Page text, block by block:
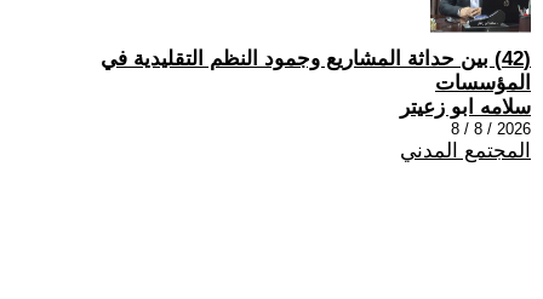
(42) بين حداثة المشاريع وجمود النظم التقليدية في
المؤسسات
سلامه ابو زعيتر
2026 / 8 / 8
المجتمع المدني